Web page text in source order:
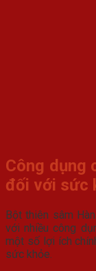
Công dụng
đối với sức
Bột thiên sâm
với nhiều công
một số lợi ích
sức khỏe.